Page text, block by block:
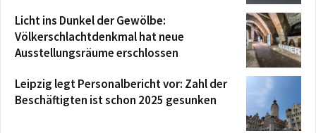
Licht ins Dunkel der Gewölbe:
Völkerschlachtdenkmal hat neue
Ausstellungsräume erschlossen
Leipzig legt Personalbericht vor: Zahl der
Beschäftigten ist schon 2025 gesunken